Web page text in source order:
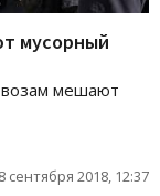
мусорный
мешают
сентября 2018, 12:37